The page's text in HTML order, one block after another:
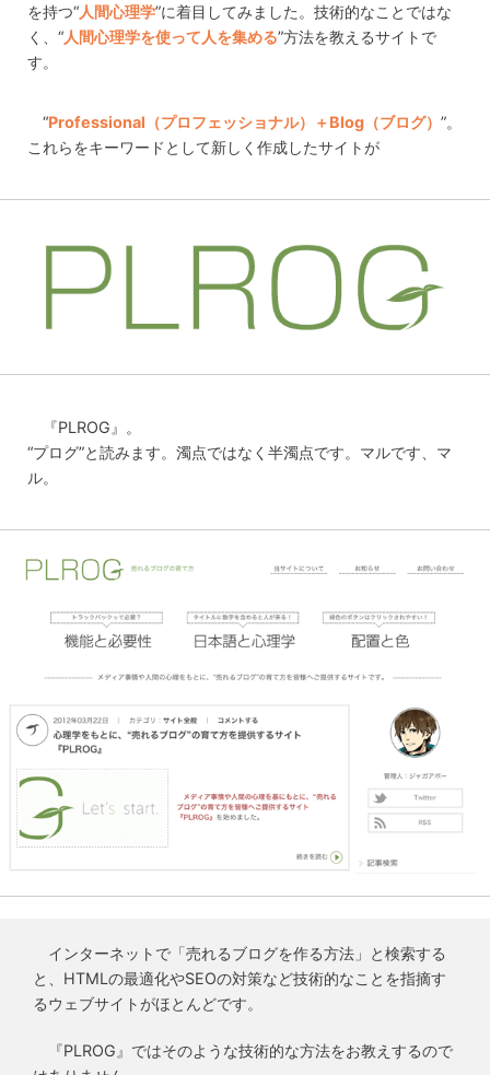
を持つ“人間心理学”に着目してみました。技術的なことではな
く、“人間心理学を使って人を集める”方法を教えるサイトで
す。
“Professional（プロフェッショナル）＋Blog（ブログ）”。
これらをキーワードとして新しく作成したサイトが
『PLROG』。
“プログ”と読みます。濁点ではなく半濁点です。マルです、マ
ル。
インターネットで「売れるブログを作る方法」と検索する
と、HTMLの最適化やSEOの対策など技術的なことを指摘す
るウェブサイトがほとんどです。
『PLROG』ではそのような技術的な方法をお教えするので